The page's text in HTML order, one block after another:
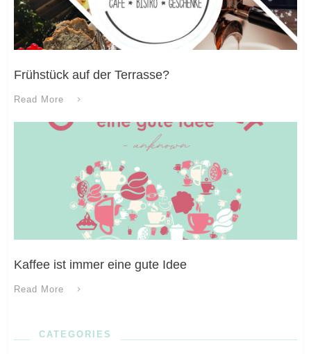
Frühstück auf der Terrasse?
Read More
Kaffee ist immer eine gute Idee
Read More
CATEGORIES